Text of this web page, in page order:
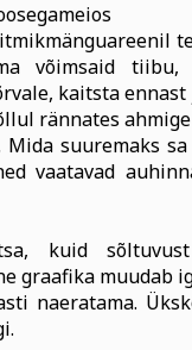
võimsaid
kaitsta
rännates
suuremaks
vaatavad
kuid
graafika muudab
naeratama.